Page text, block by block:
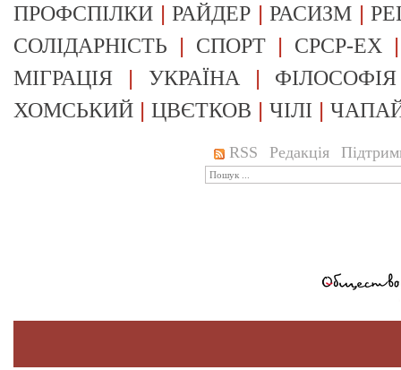
ПРОФСПІЛКИ |РАЙДЕР |РАСИЗМ |
СОЛІДАРНІСТЬ | СПОРТ | СРСР-EX
МІГРАЦІЯ | УКРАЇНА | ФІЛОСОФІЯ
ХОМСЬКИЙ | ЦВЄТКОВ | ЧІЛІ |
RSS Редакція